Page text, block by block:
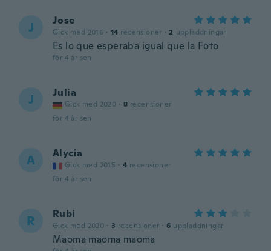
J Jose
Gick med 2016 · 14 recensioner · 2 uppladdningar
Es lo que esperaba igual que la Foto
för 4 år sen
J Julia
Gick med 2020 · 8 recensioner
för 4 år sen
A Alycia
Gick med 2015 · 4 recensioner
för 4 år sen
R Rubi
Gick med 2020 · 3 recensioner · 6 uppladdningar
Maoma maoma maoma